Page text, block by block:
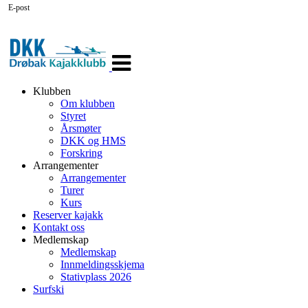
navigasjon
Klubben
Om klubben
Styret
Årsmøter
DKK og HMS
Forskring
Arrangementer
Arrangementer
Turer
Kurs
Reserver kajakk
Kontakt oss
Medlemskap
Medlemskap
Innmeldingsskjema
Stativplass 2026
Surfski
E-post